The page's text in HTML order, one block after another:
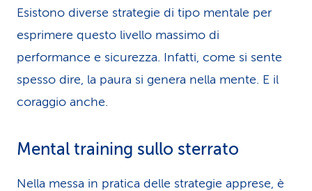
Esistono diverse strategie di tipo mentale per
esprimere questo livello massimo di
performance e sicurezza. Infatti, come si sente
spesso dire, la paura si genera nella mente. E il
coraggio anche.
Mental training sullo sterrato
Nella messa in pratica delle strategie apprese, è